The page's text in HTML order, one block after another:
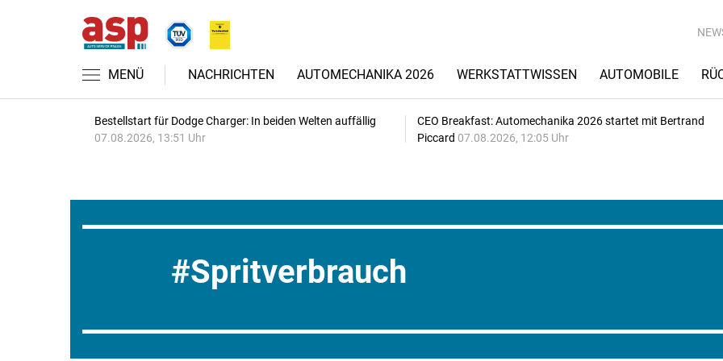
MENÜ NACHRICHTEN AUTOMECHANIKA 2026 WERKSTATTWISSEN AUTOMOBILE
Bestellstart für Dodge Charger: In beiden Welten auffällig
07.08.2026, 13:51 Uhr
CEO Breakfast: Automechanika 2026 startet mit Bertrand
Piccard 07.08.2026, 12:05 Uhr
Spritverbrauch